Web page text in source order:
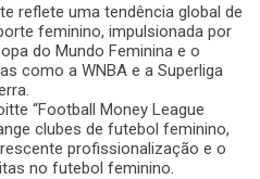
reflete uma tendência global de
feminino, impulsionada por
do Mundo Feminina e o
como a WNBA e a Superliga
“Football Money League
clubes de futebol feminino,
profissionalização e o
no futebol feminino.